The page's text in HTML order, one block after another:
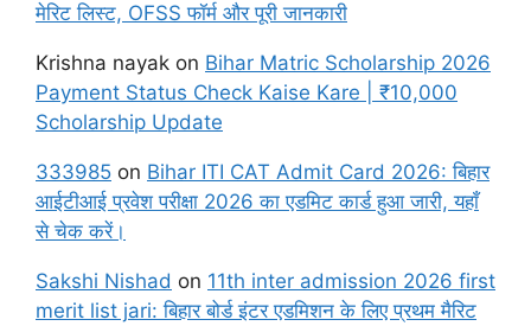
मेरिट लिस्ट, OFSS फॉर्म और पूरी जानकारी
Krishna nayak on Bihar Matric Scholarship 2026
Payment Status Check Kaise Kare | ₹10,000
Scholarship Update
333985 on Bihar ITI CAT Admit Card 2026: बिहार
आईटीआई प्रवेश परीक्षा 2026 का एडमिट कार्ड हुआ जारी, यहाँ
से चेक करें।
Sakshi Nishad on 11th inter admission 2026 first
merit list jari: बिहार बोर्ड इंटर एडमिशन के लिए प्रथम मैरिट